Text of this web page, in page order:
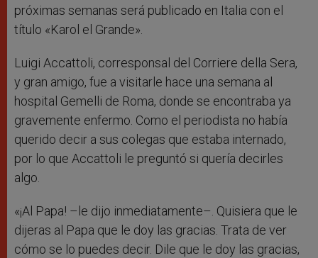
próximas semanas será publicado en Italia con el
título «Karol el Grande».
Luigi Accattoli, corresponsal del Corriere della Sera,
y gran amigo, fue a visitarle hace una semana al
hospital Gemelli de Roma, donde se encontraba ya
gravemente enfermo. Como el periodista no había
querido decir a sus colegas que estaba internado,
por lo que Accattoli le preguntó si quería decirles
algo.
«¡Al Papa! –le dijo inmediatamente–. Quisiera que le
dijeras al Papa que le doy las gracias. Trata de ver
cómo se lo puedes decir. Dile que le doy las gracias,